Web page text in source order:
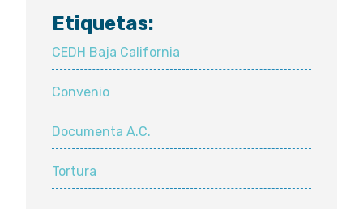
prevenir
Etiquetas:
CEDH Baja California
Convenio
Documenta A.C.
Tortura